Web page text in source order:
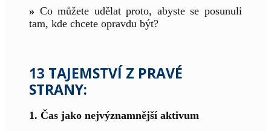
» Co můžete udělat proto, abyste se posunuli
tam, kde chcete opravdu být?
13 TAJEMSTVÍ Z PRAVÉ
STRANY:
1. Čas jako nejvýznamnější aktivum